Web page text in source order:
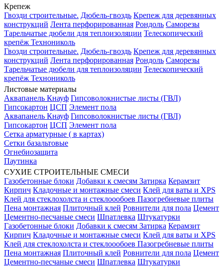
Крепеж
Гвозди строительные. Дюбель-гвоздь Крепеж для деревянных
конструкций Лента перфорированная Рондоль Саморезы
Тарельчатые дюбели для теплоизоляции Телескопический
крепёж Технониколь
Гвозди строительные. Дюбель-гвоздь Крепеж для деревянных
конструкций Лента перфорированная Рондоль Саморезы
Тарельчатые дюбели для теплоизоляции Телескопический
крепёж Технониколь
Листовые материалы
Аквапанель Кнауф Гипсоволокнистые листы (ГВЛ)
Гипсокартон ЦСП Элемент пола
Аквапанель Кнауф Гипсоволокнистые листы (ГВЛ)
Гипсокартон ЦСП Элемент пола
Сетка арматурные ( в картах)
Сетки базальтовые
Огнебиозащита
Паутинка
СУХИЕ СТРОИТЕЛЬНЫЕ СМЕСИ
Газобетонные блоки Добавки к смесям Затирка Керамзит
Кирпич Кладочные и монтажные смеси Клей для ваты и XPS
Клей для стеклохолста и стеклоообоев Пазогребневые плиты
Пена монтажная Плиточный клей Ровнители для пола Цемент
Цементно-песчаные смеси Шпатлевка Штукатурки
Газобетонные блоки Добавки к смесям Затирка Керамзит
Кирпич Кладочные и монтажные смеси Клей для ваты и XPS
Клей для стеклохолста и стеклоообоев Пазогребневые плиты
Пена монтажная Плиточный клей Ровнители для пола Цемент
Цементно-песчаные смеси Шпатлевка Штукатурки